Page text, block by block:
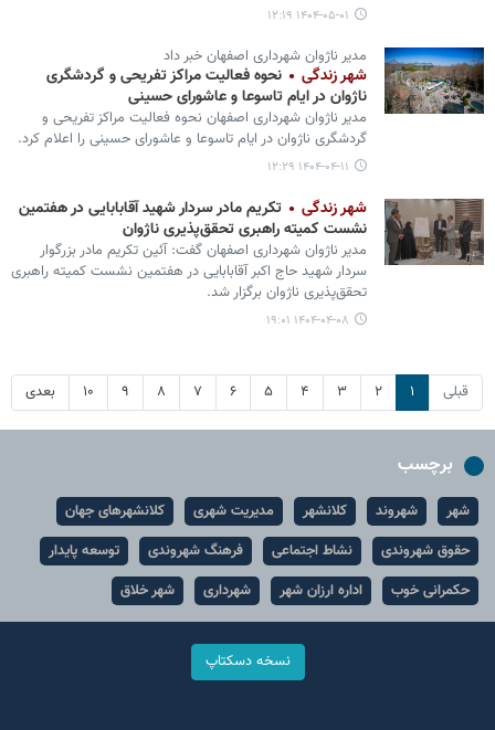
۱۴۰۴-۰۵-۰۱ ۱۲:۱۹
مدیر ناژوان شهرداری اصفهان خبر داد
شهر زندگی
نحوه فعالیت مراکز تفریحی و گردشگری
ناژوان در ایام تاسوعا و عاشورای حسینی
مدیر ناژوان شهرداری اصفهان نحوه فعالیت مراکز تفریحی و
گردشگری ناژوان در ایام تاسوعا و عاشورای حسینی را اعلام کرد.
۱۴۰۴-۰۴-۱۱ ۱۲:۲۹
شهر زندگی
تکریم مادر سردار شهید آقابابایی در هفتمین
نشست کمیته راهبری تحقق‌پذیری ناژوان
مدیر ناژوان شهرداری اصفهان گفت: آئین تکریم مادر بزرگوار
سردار شهید حاج اکبر آقابابایی در هفتمین نشست کمیته راهبری
تحقق‌پذیری ناژوان برگزار شد.
۱۴۰۴-۰۴-۰۸ ۱۹:۰۱
قبلی ۱ ۲ ۳ ۴ ۵ ۶ ۷ ۸ ۹ ۱۰ بعدی
برچسب
شهر شهروند کلانشهر مدیریت شهری
کلانشهرهای جهان
حقوق شهروندی
نشاط اجتماعی فرهنگ شهروندی
توسعه پایدار
حکمرانی خوب
اداره ارزان شهر شهرداری شهر خلاق
نسخه دسکتاپ